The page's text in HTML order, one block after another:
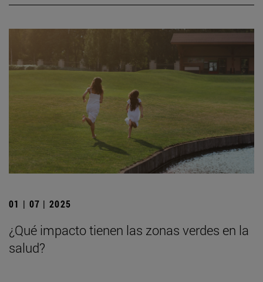
01 | 07 | 2025
¿Qué impacto tienen las zonas verdes en la
salud?